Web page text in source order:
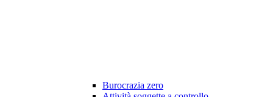
Burocrazia zero